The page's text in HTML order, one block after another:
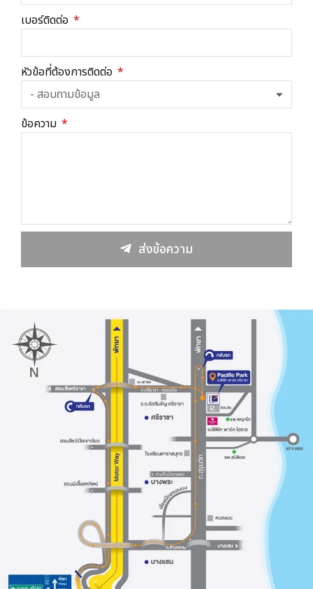
เบอร์ติดต่อ
หัวข้อที่ต้องการติดต่อ
ข้อความ
ส่งข้อความ